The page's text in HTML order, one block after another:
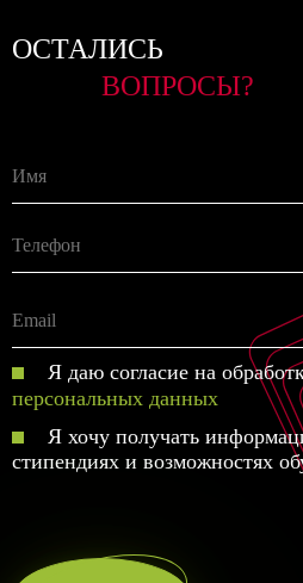
ОСТАЛИСЬ
ВОПРОСЫ?
Я даю согласие на
персональных данных
Я хочу получать
стипендиях и возможностях